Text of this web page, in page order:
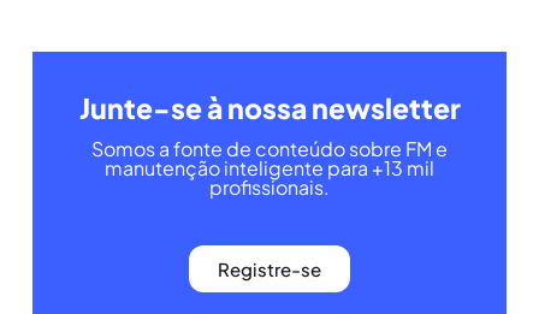
Junte-se à nossa newsletter
Somos a fonte de conteúdo sobre FM e
manutenção inteligente para +13 mil
profissionais.
Registre-se